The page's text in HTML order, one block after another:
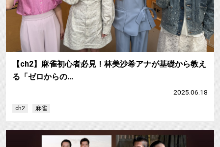
【ch2】麻雀初心者必見！林美沙希アナが基礎から教え
る「ゼロからの…
2025.06.18
ch2 麻雀